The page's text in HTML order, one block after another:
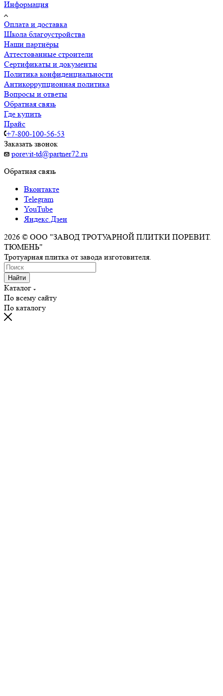
Информация
Оплата и доставка
Школа благоустройства
Наши партнёры
Аттестованные строители
Сертификаты и документы
Политика конфиденциальности
Антикоррупционная политика
Вопросы и ответы
Обратная связь
Где купить
Прайс
+7-800-100-56-53
Заказать звонок
porevit-td@partner72.ru
Обратная связь
Вконтакте
Telegram
YouTube
Яндекс.Дзен
2026 © ООО "ЗАВОД ТРОТУАРНОЙ ПЛИТКИ ПОРЕВИТ.
ТЮМЕНЬ"
Тротуарная плитка от завода изготовителя.
Найти
Каталог
По всему сайту
По каталогу